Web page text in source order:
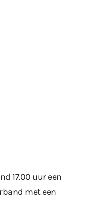
17.00 uur een
met een